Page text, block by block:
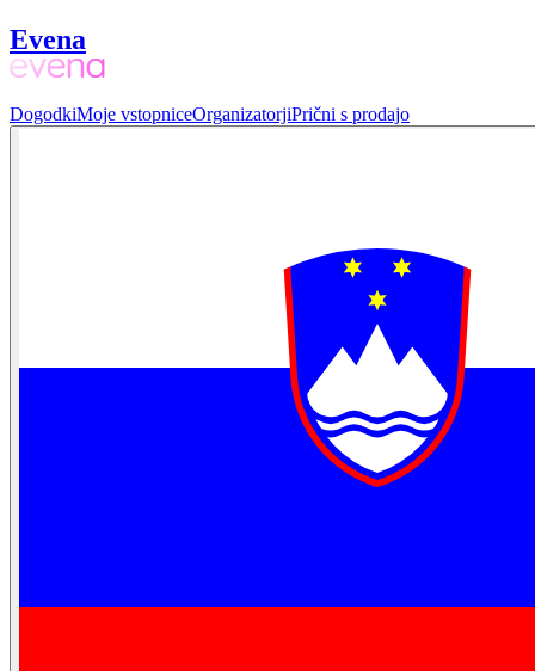
Evena
DogodkiMoje vstopniceOrganizatorjiPrični s prodajo